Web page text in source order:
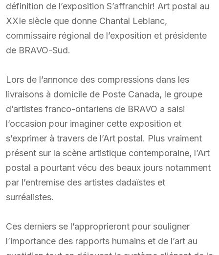
définition de l’exposition S’affranchir! Art postal au
XXIe siècle que donne Chantal Leblanc,
commissaire régional de l’exposition et présidente
de BRAVO-Sud.
Lors de l’annonce des compressions dans les
livraisons à domicile de Poste Canada, le groupe
d’artistes franco-ontariens de BRAVO a saisi
l’occasion pour imaginer cette exposition et
s’exprimer à travers de l’Art postal. Plus vraiment
présent sur la scène artistique contemporaine, l’Art
postal a pourtant vécu des beaux jours notamment
par l’entremise des artistes dadaïstes et
surréalistes.
Ces derniers se l’approprieront pour souligner
l’importance des rapports humains et de l’art au